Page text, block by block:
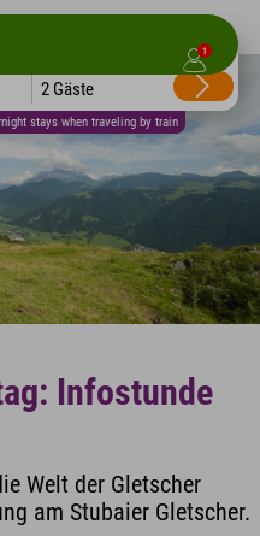
1
stays when traveling by train
2 Gäste
Infostunde
Welt der Gletscher
am Stubaier Gletscher.